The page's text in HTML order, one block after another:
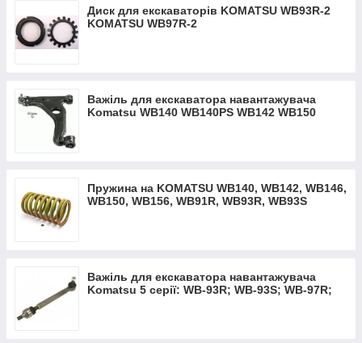
Диск для екскаваторів KOMATSU WB93R-2
KOMATSU WB97R-2
Важіль для екскаватора навантажувача
Komatsu WB140 WB140PS WB142 WB150
Пружина на KOMATSU WB140, WB142, WB146,
WB150, WB156, WB91R, WB93R, WB93S
Важіль для екскаватора навантажувача
Komatsu 5 серії: WB-93R; WB-93S; WB-97R;